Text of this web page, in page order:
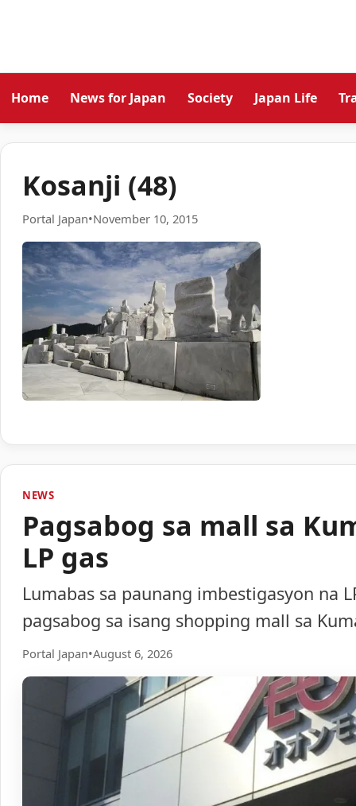
Home News for Japan Society Japan Life
Kosanji (48)
Portal Japan•November 10, 2015
NEWS
Pagsabog sa mall sa
LP gas
Lumabas sa paunang imbestigasyon na
pagsabog sa isang shopping mall sa
Portal Japan•August 6, 2026